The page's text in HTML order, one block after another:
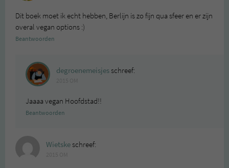
Dit boek moet ik echt hebben, Berlijn is zo fijn qua sfeer en er zijn
overal vegan options :)
Beantwoorden
degroenemeisjesschreef:
Jaaaa vegan Hoofdstad!!
Beantwoorden
Wietskeschreef: